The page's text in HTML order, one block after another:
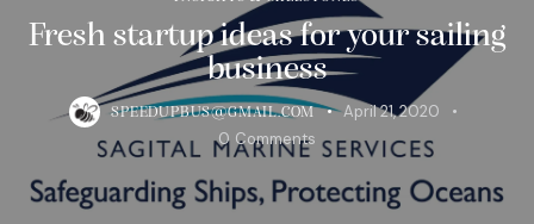
Fresh startup ideas for your sailing
business
SPEEDUPBUS@GMAIL.COM
April 21, 2020
0 Comments